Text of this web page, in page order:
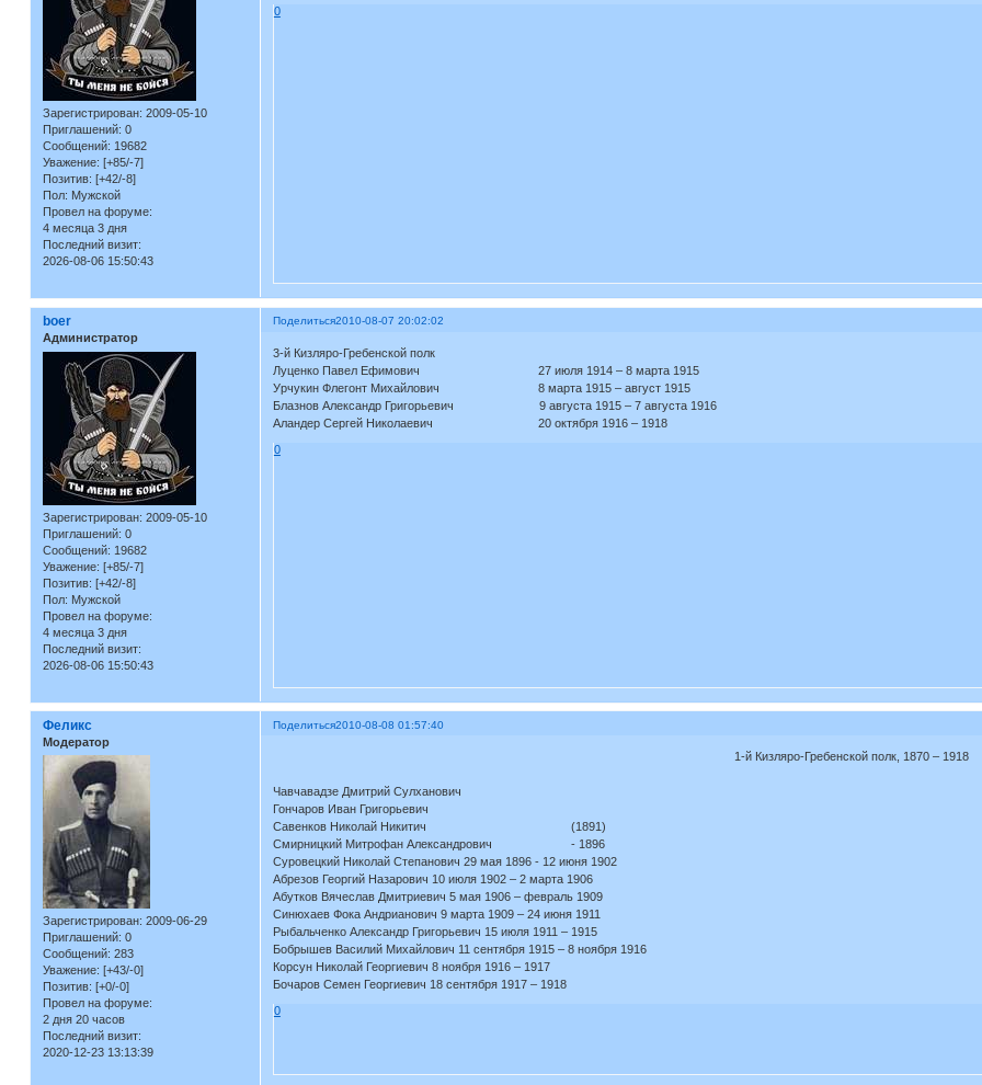
Зарегистрирован: 2009-05-10
Приглашений: 0
Сообщений: 19682
Уважение: [+85/-7]
Позитив: [+42/-8]
Пол: Мужской
Провел на форуме:
4 месяца 3 дня
Последний визит:
2026-08-06 15:50:43
0
Поделиться2010-08-07 20:02:02
boer
Администратор
Зарегистрирован: 2009-05-10
Приглашений: 0
Сообщений: 19682
Уважение: [+85/-7]
Позитив: [+42/-8]
Пол: Мужской
Провел на форуме:
4 месяца 3 дня
Последний визит:
2026-08-06 15:50:43
3-й Кизляро-Гребенской полк
Луценко Павел Ефимович 27 июля 1914 – 8 марта 1915
Урчукин Флегонт Михайлович 8 марта 1915 – август 1915
Блазнов Александр Григорьевич 9 августа 1915 – 7 августа 1916
Аландер Сергей Николаевич 20 октября 1916 – 1918
0
Поделиться2010-08-08 01:57:40
Феликс
Модератор
Зарегистрирован: 2009-06-29
Приглашений: 0
Сообщений: 283
Уважение: [+43/-0]
Позитив: [+0/-0]
Провел на форуме:
2 дня 20 часов
Последний визит:
2020-12-23 13:13:39
1-й Кизляро-Гребенской полк, 1870 – 1918
Чавчавадзе Дмитрий Сулханович
Гончаров Иван Григорьевич
Савенков Николай Никитич (1891)
Смирницкий Митрофан Александрович - 1896
Суровецкий Николай Степанович 29 мая 1896 - 12 июня 1902
Абрезов Георгий Назарович 10 июля 1902 – 2 марта 1906
Абутков Вячеслав Дмитриевич 5 мая 1906 – февраль 1909
Синюхаев Фока Андрианович 9 марта 1909 – 24 июня 1911
Рыбальченко Александр Григорьевич 15 июля 1911 – 1915
Бобрышев Василий Михайлович 11 сентября 1915 – 8 ноября 1916
Корсун Николай Георгиевич 8 ноября 1916 – 1917
Бочаров Семен Георгиевич 18 сентября 1917 – 1918
0